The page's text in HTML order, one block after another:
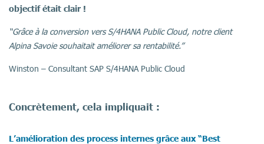
objectif était clair !
“Grâce à la conversion vers S/4HANA Public Cloud, notre client
Alpina Savoie souhaitait améliorer sa rentabilité.”
Winston – Consultant SAP S/4HANA Public Cloud
Concrètement, cela impliquait :
L’amélioration des process internes grâce aux “Best